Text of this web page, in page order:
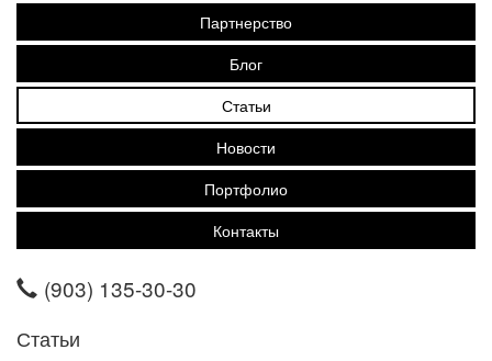
Партнерство
Блог
Статьи
Новости
Портфолио
Контакты
(903) 135-30-30
Статьи